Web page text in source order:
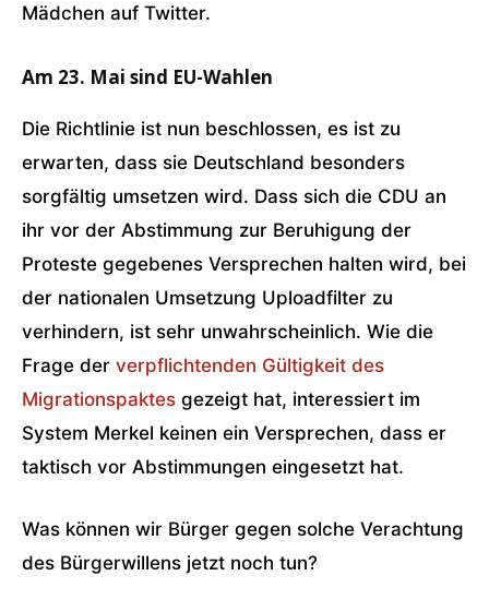
Mädchen auf Twitter.
Am 23. Mai sind EU-Wahlen
Die Richtlinie ist nun beschlossen, es ist zu
erwarten, dass sie Deutschland besonders
sorgfältig umsetzen wird. Dass sich die CDU an
ihr vor der Abstimmung zur Beruhigung der
Proteste gegebenes Versprechen halten wird, bei
der nationalen Umsetzung Uploadfilter zu
verhindern, ist sehr unwahrscheinlich. Wie die
Frage der verpflichtenden Gültigkeit des
Migrationspaktes gezeigt hat, interessiert im
System Merkel keinen ein Versprechen, dass er
taktisch vor Abstimmungen eingesetzt hat.
Was können wir Bürger gegen solche Verachtung
des Bürgerwillens jetzt noch tun?